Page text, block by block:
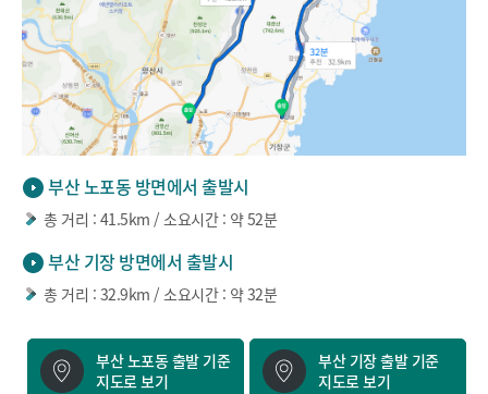
부산 노포동 방면에서 출발시
총 거리 : 41.5km / 소요시간 : 약 52분
부산 기장 방면에서 출발시
총 거리 : 32.9km / 소요시간 : 약 32분
부산 노포동 출발 기준
지도로 보기
부산 기장 출발 기준
지도로 보기